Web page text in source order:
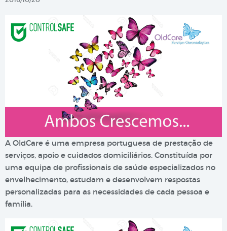
A OldCare é uma empresa portuguesa de prestação de
serviços, apoio e cuidados domiciliários. Constituída por
uma equipa de profissionais de saúde especializados no
envelhecimento, estudam e desenvolvem respostas
personalizadas para as necessidades de cada pessoa e
família.